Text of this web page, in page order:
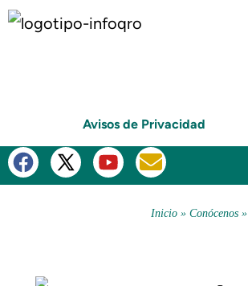
Avisos de Privacidad
Inicio » Conócenos »